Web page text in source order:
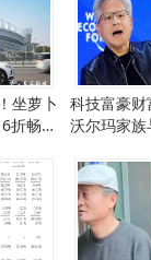
坐萝卜
折畅游
科技富豪财
沃尔玛家族